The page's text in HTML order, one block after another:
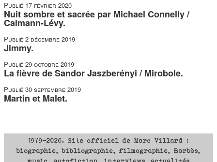
Publié 17 février 2020
Nuit sombre et sacrée par Michael Connelly /
Calmann-Lévy.
Publié 2 décembre 2019
Jimmy.
Publié 29 octobre 2019
La fièvre de Sandor Jaszberényi / Mirobole.
Publié 30 septembre 2019
Martin et Malet.
1979-2026. Site officiel de Marc Villard :
biographie, bibliographie, filmographie, Barbès,